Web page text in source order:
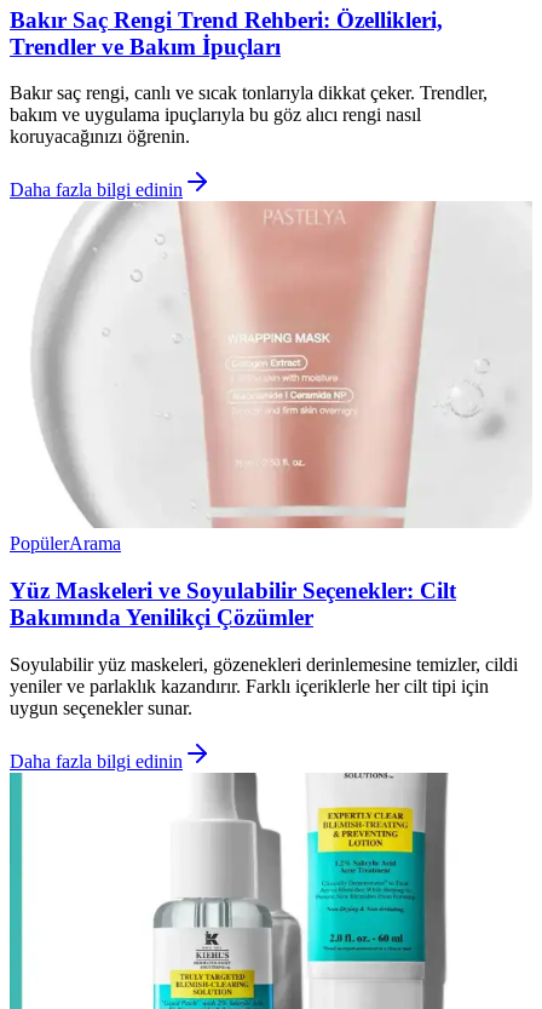
Bakır Saç Rengi Trend Rehberi: Özellikleri,
Trendler ve Bakım İpuçları
Bakır saç rengi, canlı ve sıcak tonlarıyla dikkat çeker. Trendler,
bakım ve uygulama ipuçlarıyla bu göz alıcı rengi nasıl
koruyacağınızı öğrenin.
Daha fazla bilgi edinin
PopülerArama
Yüz Maskeleri ve Soyulabilir Seçenekler: Cilt
Bakımında Yenilikçi Çözümler
Soyulabilir yüz maskeleri, gözenekleri derinlemesine temizler, cildi
yeniler ve parlaklık kazandırır. Farklı içeriklerle her cilt tipi için
uygun seçenekler sunar.
Daha fazla bilgi edinin